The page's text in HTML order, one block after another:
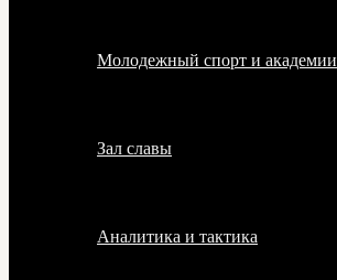
Молодежный спорт и академии
Зал славы
Аналитика и тактика